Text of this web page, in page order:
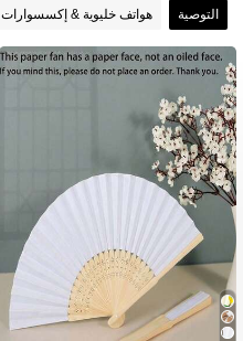
4.75 610 متابعون
610 متابعون
4.75
4.75 610 متابعون
التوصية هواتف خليوية & إكسسوارات